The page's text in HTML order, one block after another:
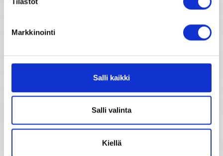
Markkinointi
Salli kaikki
Salli valinta
Kiellä
Parisuhdehoroskooppi
Kiinalainen horoskooppi
Horoskooppiarkisto